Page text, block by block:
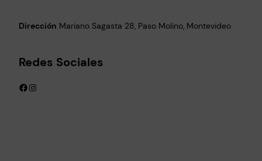
Dirección Mariano Sagasta 28, Paso Molino, Montevideo
Redes Sociales
Facebook Instagram